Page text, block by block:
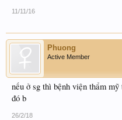
11/11/16
Phuong
Active Member
nếu ở sg thì bệnh viện thẩm
đó b
26/2/18